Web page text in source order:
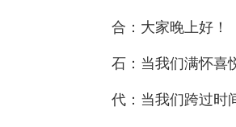
合：大家晚上好！
石：当我们满怀喜
代：当我们跨过时